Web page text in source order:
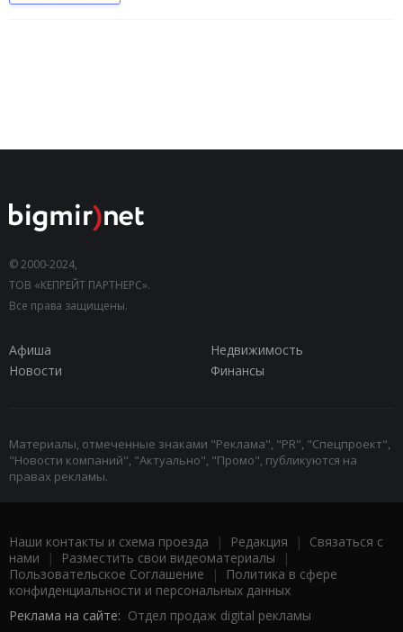
© 2000-2024,
ТОВ «КЕПРЕЙТ ПАРТНЕРС».
Все права защищены.
Афиша
Недвижимость
Новости
Финансы
Материалы, отмеченные знаками "Реклама", "PR", "Спецпроект",
"Новости компаний", "Актуально", "Промо", публикуются на
правах рекламы.
Наши контакты и схема проезда | Редакция | Связаться с
нами | Разместить свои видеоматериалы |
Пользовательское Соглашение |
Политика в сфере
конфиденциальности и персональных данных
Реклама на сайте: Отдел продаж digital рекламы